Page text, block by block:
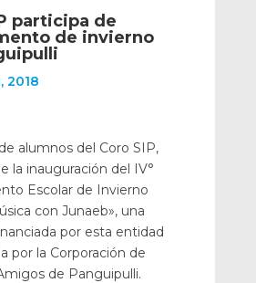
participa de
de invierno
2018
alumnos del Coro SIP,
la inauguración del IV°
Escolar de Invierno
con Junaeb», una
por esta entidad
por la Corporación de
de Panguipulli.